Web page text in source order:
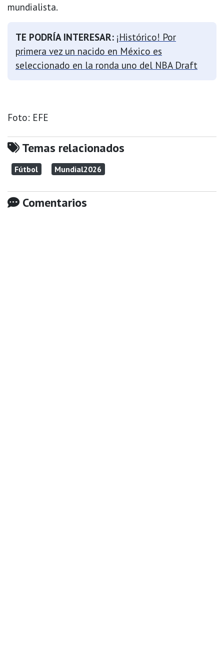
mundialista.
TE PODRÍA INTERESAR: ¡Histórico! Por
primera vez un nacido en México es
seleccionado en la ronda uno del NBA Draft
Foto: EFE
Temas relacionados
Fútbol Mundial2026
Comentarios